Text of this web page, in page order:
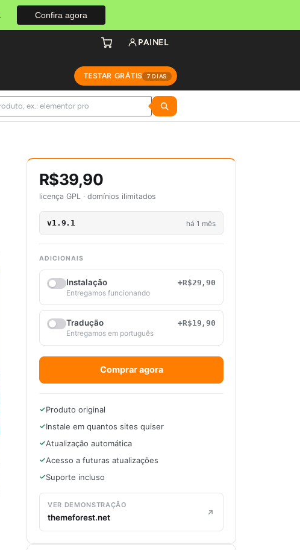
Confira agora
TESTAR GRÁTIS 7 DIAS
PAINEL
R$39,90
licença GPL · domínios ilimitados
v1.9.1 há 1 mês
ADICIONAIS
Instalação
+R$29,90
Entregamos funcionando
Tradução
+R$19,90
Entregamos em português
Comprar agora
Produto original
Instale em quantos sites quiser
Atualização automática
Acesso a futuras atualizações
Suporte incluso
VER DEMONSTRAÇÃO
themeforest.net